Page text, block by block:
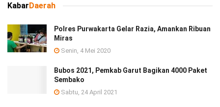
KabarDaerah
Polres Purwakarta Gelar Razia, Amankan Ribuan
Miras
Senin, 4 Mei 2020
Bubos 2021, Pemkab Garut Bagikan 4000 Paket
Sembako
Sabtu, 24 April 2021